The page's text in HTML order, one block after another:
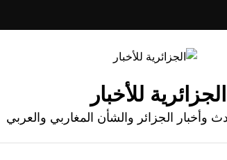
الجزائرية للأخبار
وأخبار الجزائر والشأن المغاربي والعربي